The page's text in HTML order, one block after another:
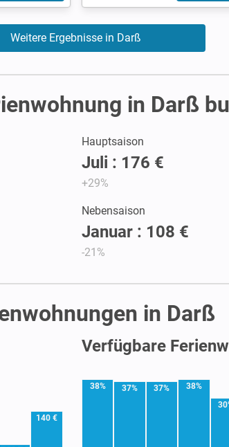
Weitere Ergebnisse in Darß
in Darß
Hauptsaison
Juli : 176 €
+29%
Nebensaison
Januar : 108 €
-21%
in Darß
140 €
Verfügbare
38% 37% 37% 38%